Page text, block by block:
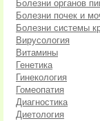
Болезни органов
Болезни почек и
Болезни системы
Вирусология
Витамины
Генетика
Гинекология
Гомеопатия
Диагностика
Диетология